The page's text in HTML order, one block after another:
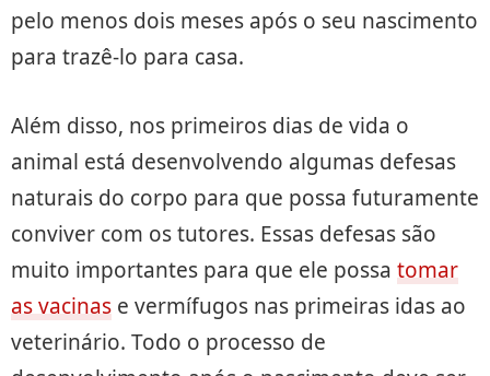
pelo menos dois meses após o seu nascimento
para trazê-lo para casa.
Além disso, nos primeiros dias de vida o
animal está desenvolvendo algumas defesas
naturais do corpo para que possa futuramente
conviver com os tutores. Essas defesas são
muito importantes para que ele possa tomar
as vacinas e vermífugos nas primeiras idas ao
veterinário. Todo o processo de